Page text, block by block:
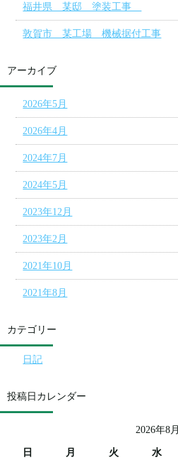
福井県 某邸 塗装工事
敦賀市 某工場 機械据付工事
アーカイブ
2026年5月
2026年4月
2024年7月
2024年5月
2023年12月
2023年2月
2021年10月
2021年8月
カテゴリー
日記
投稿日カレンダー
2026年8月
日 月 火 水